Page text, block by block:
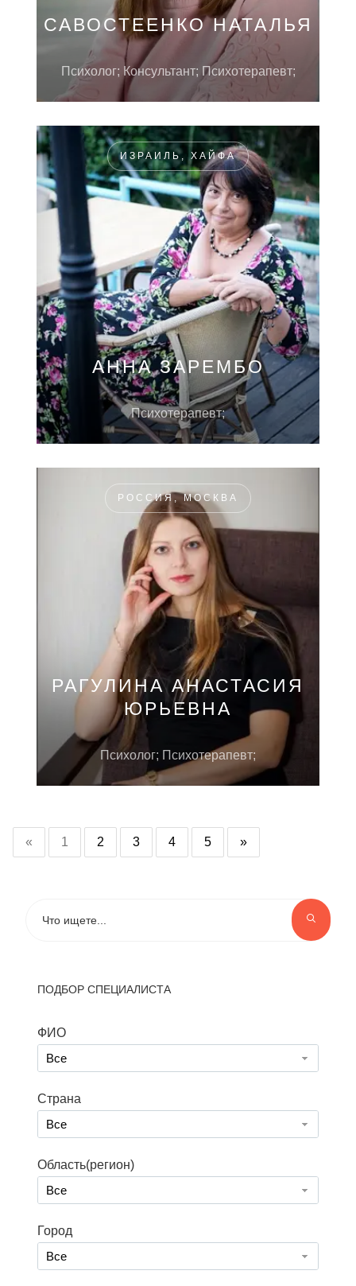
САВОСТЕЕНКО НАТАЛЬЯ
Психолог; Консультант; Психотерапевт;
ИЗРАИЛЬ, ХАЙФА
АННА ЗАРЕМБО
Психотерапевт;
РОССИЯ, МОСКВА
РАГУЛИНА АНАСТАСИЯ
ЮРЬЕВНА
Психолог; Психотерапевт;
« 1 2 3 4 5 »
ПОДБОР СПЕЦИАЛИСТА
ФИО
Все
Страна
Все
Область(регион)
Все
Город
Все